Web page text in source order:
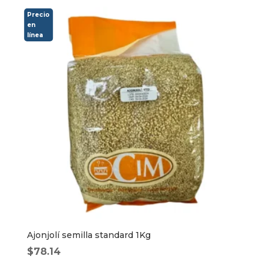
Ajonjolí semilla standard 1Kg
$78.14